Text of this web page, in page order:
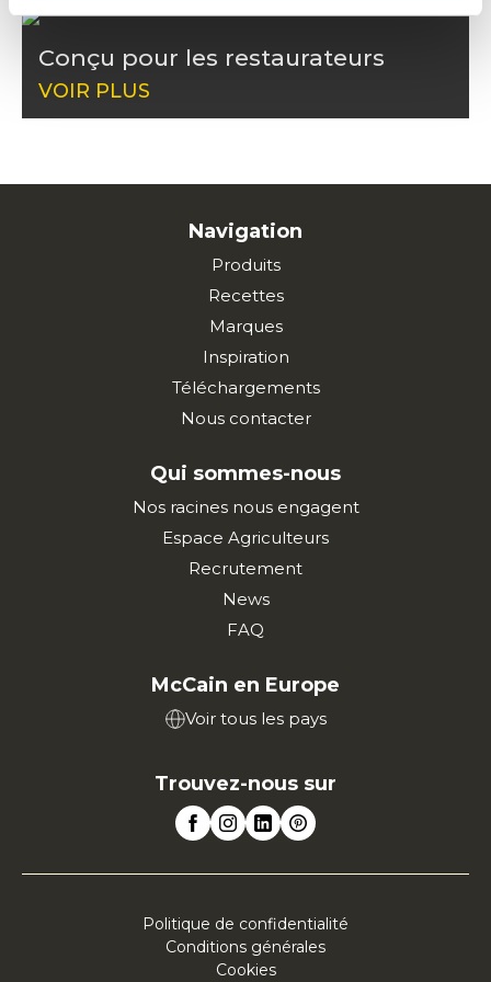
Conçu pour les restaurateurs
VOIR PLUS
Navigation
Produits
Recettes
Marques
Inspiration
Téléchargements
Nous contacter
Qui sommes-nous
Nos racines nous engagent
Espace Agriculteurs
Recrutement
News
FAQ
McCain en Europe
Voir tous les pays
Trouvez-nous sur
Politique de confidentialité
Conditions générales
Cookies